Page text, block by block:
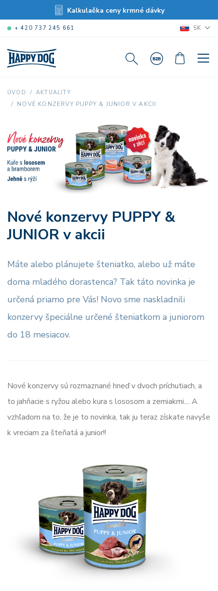
Kalkulačka ceny krmné dávky
+ 420 737 245 661 SK
ÚVOD AKTUALITY
NOVÉ KONZERVY PUPPY & JUNIOR V AKCII
Nové konzervy PUPPY &
JUNIOR v akcii
Máte alebo plánujete šteniatko, alebo už máte
doma mladého dorastenca? Tak táto novinka je
určená priamo pre Vás! Novo sme naskladnili
konzervy špeciálne určené šteniatkom a juniorom
do 18 mesiacov.
Nové konzervy sú rozmaznané hneď v dvoch príchutiach, a
to jahňacie s ryžou alebo kura s lososom a zemiakmi.... A
vzhľadom na to, že je to novinka, tak ju teraz získate navyše
k vreciam za šteňatá a junior!!